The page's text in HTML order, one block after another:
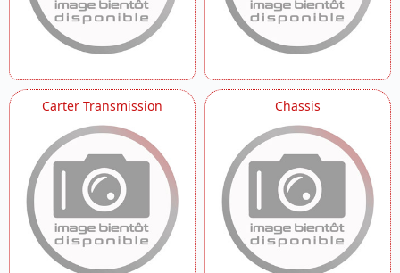
Carter Transmission Chassis